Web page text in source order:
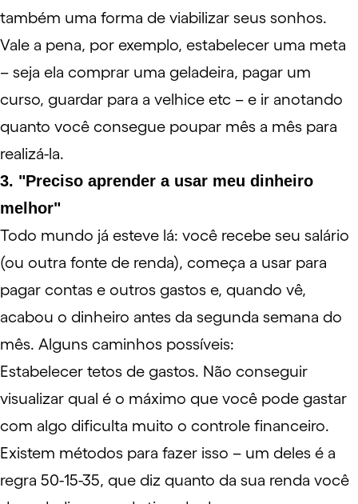
também uma forma de viabilizar seus sonhos.
Vale a pena, por exemplo, estabelecer uma meta
– seja ela comprar uma geladeira, pagar um
curso, guardar para a velhice etc – e ir anotando
quanto você consegue poupar mês a mês para
realizá-la.
3. "Preciso aprender a usar meu dinheiro
melhor"
Todo mundo já esteve lá: você recebe seu salário
(ou outra fonte de renda), começa a usar para
pagar contas e outros gastos e, quando vê,
acabou o dinheiro antes da segunda semana do
mês. Alguns caminhos possíveis:
Estabelecer tetos de gastos. Não conseguir
visualizar qual é o máximo que você pode gastar
com algo dificulta muito o controle financeiro.
Existem métodos para fazer isso – um deles é a
regra 50-15-35, que diz quanto da sua renda você